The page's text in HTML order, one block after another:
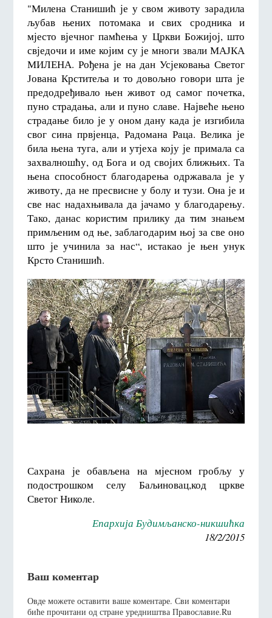
"Милена Станишић је у свом животу зарадила
љубав њених потомака и свих сродника и
мјесто вјечног памћења у Цркви Божијој, што
свједочи и име којим су је многи звали МАЈКА
МИЛЕНА. Рођена је на дан Усјековања Светог
Јована Крститеља и то довољно говори шта је
предодређивало њен живот од самог почетка,
пуно страдања, али и пуно славе. Највеће њено
страдање било је у оном дану када је изгибила
свог сина првјенца, Радомана Раца. Велика је
била њена туга, али и утјеха коју је примала са
захвалношћу, од Бога и од својих ближњих. Та
њена способност благодарења одржавала је у
животу, да не пресвисне у болу и тузи. Она је и
све нас надахњивала да јачамо у благодарењу.
Тако, данас користим прилику да тим знањем
примљеним од ње, заблагодарим њој за све оно
што је учинила за нас“, истакао је њен унук
Крсто Станишић.
Сахрана је обављена на мјесном гробљу у
подострошком селу Баљиновац,код цркве
Светог Николе.
Епархија Будимљанско-никшићка
18/2/2015
Ваш коментар
Овде можете оставити ваше коментаре. Сви коментари
биће прочитани од стране уредништва Православие.Ru